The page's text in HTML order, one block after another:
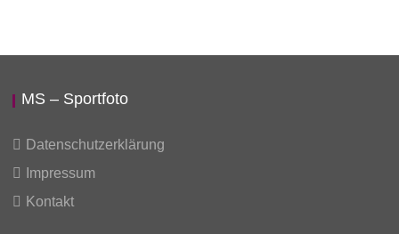
MS – Sportfoto
Datenschutzerklärung
Impressum
Kontakt